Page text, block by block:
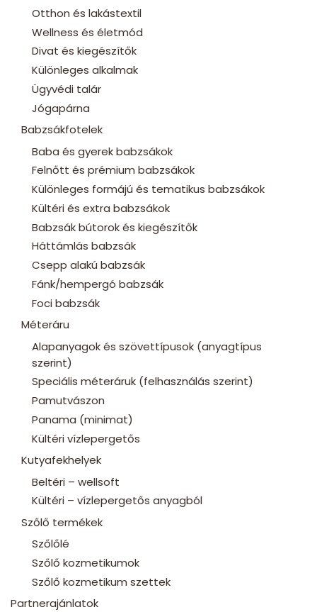
Otthon és lakástextil
Wellness és életmód
Divat és kiegészítők
Különleges alkalmak
Ügyvédi talár
Jógapárna
Babzsákfotelek
Baba és gyerek babzsákok
Felnőtt és prémium babzsákok
Különleges formájú és tematikus babzsákok
Kültéri és extra babzsákok
Babzsák bútorok és kiegészítők
Háttámlás babzsák
Csepp alakú babzsák
Fánk/hempergó babzsák
Foci babzsák
Méteráru
Alapanyagok és szövettípusok (anyagtípus
szerint)
Speciális méteráruk (felhasználás szerint)
Pamutvászon
Panama (minimat)
Kültéri vízlepergetős
Kutyafekhelyek
Beltéri – wellsoft
Kültéri – vízlepergetős anyagból
Szőlő termékek
Szőlőlé
Szőlő kozmetikumok
Szőlő kozmetikum szettek
Partnerajánlatok